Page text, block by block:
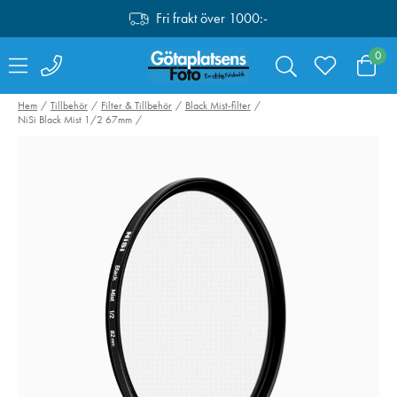
Fri frakt över 1000:-
0
SmallRig 4877
Tumgrepp Till Fujifilm
Hem Tillbehör Filter & Tillbehör
Black Mist-filter
NiSi Black Mist 1/2 67mm